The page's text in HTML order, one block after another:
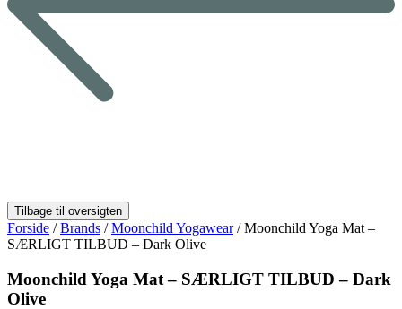
Forside /Brands /Moonchild Yogawear/ Moonchild Yoga Mat –
SÆRLIGT TILBUD – Dark Olive
Moonchild Yoga Mat – SÆRLIGT TILBUD – Dark
Olive